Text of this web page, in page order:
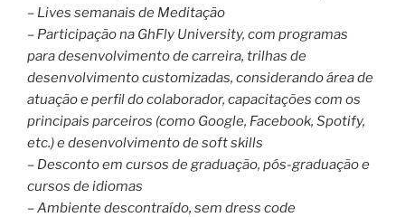
– Lives semanais de Meditação
– Participação na GhFly University, com programas
para desenvolvimento de carreira, trilhas de
desenvolvimento customizadas, considerando área de
atuação e perfil do colaborador, capacitações com os
principais parceiros (como Google, Facebook, Spotify,
etc.) e desenvolvimento de soft skills
– Desconto em cursos de graduação, pós-graduação e
cursos de idiomas
– Ambiente descontraído, sem dress code